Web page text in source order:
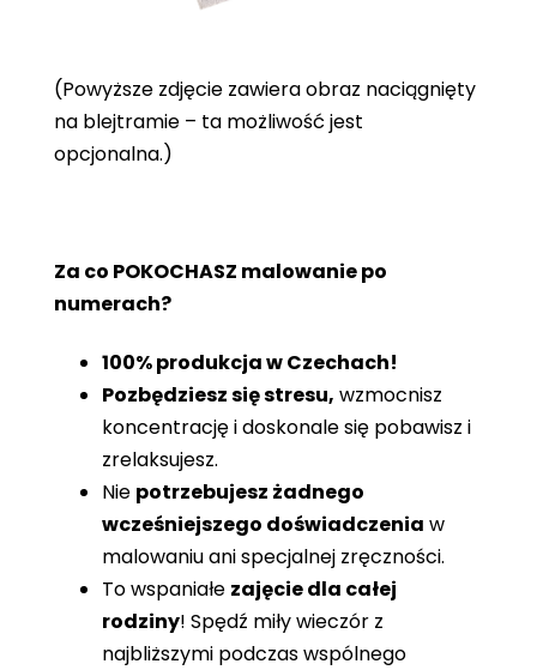
(Powyższe zdjęcie zawiera obraz naciągnięty
na blejtramie – ta możliwość jest
opcjonalna.)
Za co POKOCHASZ malowanie po
numerach?
100% produkcja w Czechach!
Pozbędziesz się stresu, wzmocnisz
koncentrację i doskonale się pobawisz i
zrelaksujesz.
Nie potrzebujesz żadnego
wcześniejszego doświadczenia w
malowaniu ani specjalnej zręczności.
To wspaniałe zajęcie dla całej
rodziny! Spędź miły wieczór z
najbliższymi podczas wspólnego